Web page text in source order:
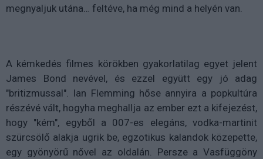
megnyaljuk utána… feltéve, ha még mind a helyén van.
A kémkedés filmes körökben gyakorlatilag egyet jelent
James Bond nevével, és ezzel együtt egy jó adag
"britizmussal". Ian Flemming hőse annyira a popkultúra
részévé vált, hogyha meghallja az ember ezt a kifejezést,
hogy "kém", egyből a 007-es elegáns, vodka-martinit
szürcsölő alakja ugrik be, egzotikus kalandok közepette,
egy gyönyörű nővel az oldalán. Persze a Vasfüggöny